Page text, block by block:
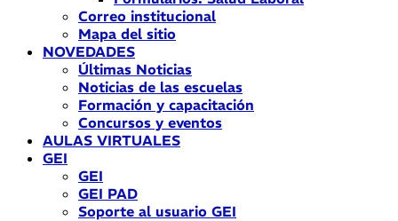
Correo institucional
Mapa del sitio
NOVEDADES
Últimas Noticias
Noticias de las escuelas
Formación y capacitación
Concursos y eventos
AULAS VIRTUALES
GEI
GEI
GEI PAD
Soporte al usuario GEI